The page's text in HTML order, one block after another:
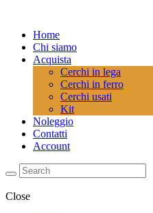
Home
Chi siamo
Acquista
Cerchi in lega
Cerchi in ferro
Cerchi usati
Kit
Noleggio
Contatti
Account
Close